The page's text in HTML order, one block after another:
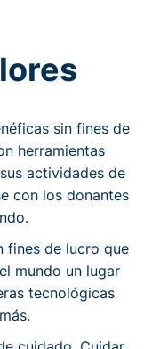
sin fines de
herramientas
actividades de
con los donantes
fines de lucro que
mundo un lugar
tecnológicas